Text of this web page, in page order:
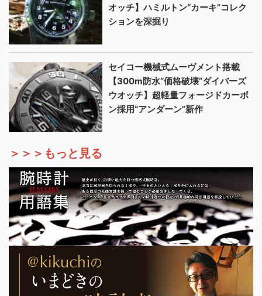
オッチ】ハミルトン“カーキ”コレク
ションを深掘り
セイコー機械式ムーヴメント搭載
【300m防水“価格破壊”ダイバーズ
ウオッチ】超軽量フォージドカーボ
ン採用“アンダーン”新作
＞＞＞もっと見る